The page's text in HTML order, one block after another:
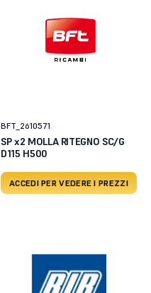
BFT_2610571
SP x2 MOLLA RITEGNO SC/G
D115 H500
ACCEDI PER VEDERE I PREZZI